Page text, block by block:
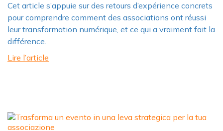
Cet article s’appuie sur des retours d’expérience concrets
pour comprendre comment des associations ont réussi
leur transformation numérique, et ce qui a vraiment fait la
différence.
Lire l’article